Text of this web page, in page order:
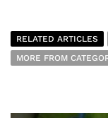
RELATED ARTICLES
MORE FROM